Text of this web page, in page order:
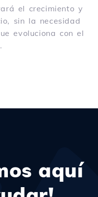
el crecimiento y
sin la necesidad
evoluciona con el
aquí